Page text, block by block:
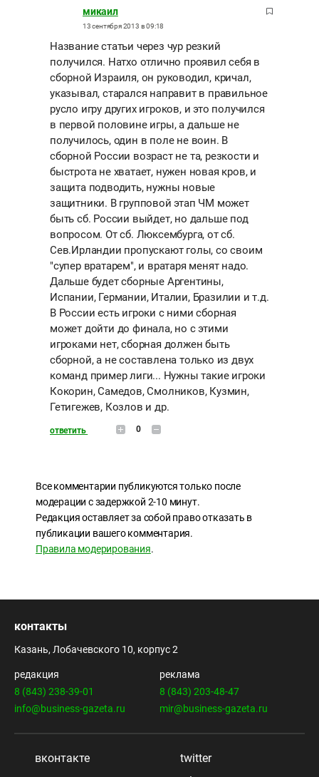
микаил
13 сентября 2013 в 09:18
Название статьи через чур резкий
получился. Натхо отлично проявил себя в
сборной Израиля, он руководил, кричал,
указывал, старался направит в правильное
русло игру других игроков, и это получился
в первой половине игры, а дальше не
получилось, один в поле не воин. В
сборной России возраст не та, резкости и
быстрота не хватает, нужен новая кров, и
защита подводить, нужны новые
защитники. В групповой этап ЧМ может
быть сб. России выйдет, но дальше под
вопросом. От сб. Люксембурга, от сб.
Сев.Ирландии пропускают голы, со своим
"супер вратарем", и вратаря менят надо.
Дальше будет сборные Аргентины,
Испании, Германии, Италии, Бразилии и т.д.
В России есть игроки с ними сборная
может дойти до финала, но с этими
игроками нет, сборная должен быть
сборной, а не составлена только из двух
команд пример лиги... Нужны такие игроки
Кокорин, Самедов, Смолников, Кузмин,
Гетигежев, Козлов и др.
ответить 0
Все комментарии публикуются только после
модерации с задержкой 2-10 минут.
Редакция оставляет за собой право отказать в
публикации вашего комментария.
Правила модерирования.
контакты
Казань, Лобачевского 10, корпус 2
редакция
8 (843) 238-39-01
info@business-gazeta.ru
реклама
8 (843) 203-48-47
mir@business-gazeta.ru
вконтакте
twitter